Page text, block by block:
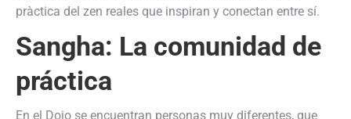
pràctica del zen reales que inspiran y conectan entre sí.
Sangha: La comunidad de
práctica
En el Dojo se encuentran personas muy diferentes, que